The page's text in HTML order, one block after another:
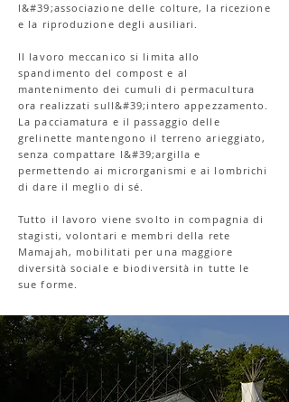
l&#39;associazione delle colture, la ricezione
e la riproduzione degli ausiliari.
Il lavoro meccanico si limita allo
spandimento del compost e al
mantenimento dei cumuli di permacultura
ora realizzati sull&#39;intero appezzamento.
La pacciamatura e il passaggio delle
grelinette mantengono il terreno arieggiato,
senza compattare l&#39;argilla e
permettendo ai microrganismi e ai lombrichi
di dare il meglio di sé.
Tutto il lavoro viene svolto in compagnia di
stagisti, volontari e membri della rete
Mamajah, mobilitati per una maggiore
diversità sociale e biodiversità in tutte le
sue forme.